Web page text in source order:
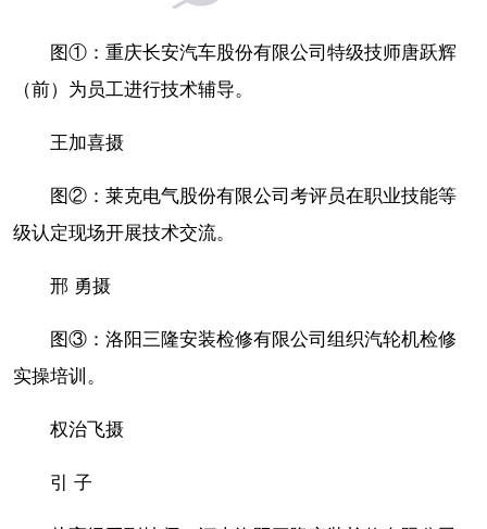
图①：重庆长安汽车股份有限公司特级技师唐跃辉
（前）为员工进行技术辅导。
王加喜摄
图②：莱克电气股份有限公司考评员在职业技能等
级认定现场开展技术交流。
邢 勇摄
图③：洛阳三隆安装检修有限公司组织汽轮机检修
实操培训。
权治飞摄
引 子